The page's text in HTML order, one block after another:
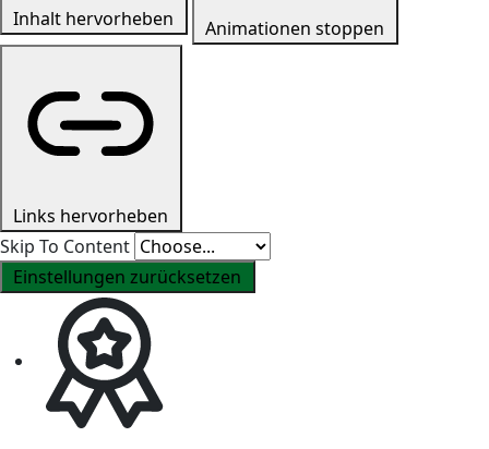
Inhalt hervorheben Animationen stoppen
Links hervorheben
Skip To Content
Einstellungen zurücksetzen